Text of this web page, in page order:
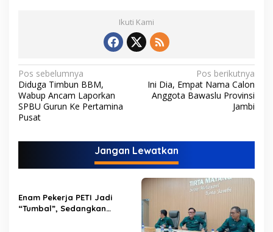
Ikuti Kami
N
a
v
i
g
i
p
Pos sebelumnya
Diduga Timbun BBM,
Wabup Ancam Laporkan
SPBU Gurun Ke Pertamina
Pusat
Pos berikutnya
Ini Dia, Empat Nama Calon
Anggota Bawaslu Provinsi
Jambi
Jangan Lewatkan
Enam Pekerja PETI Jadi
“Tumbal”, Sedangkan